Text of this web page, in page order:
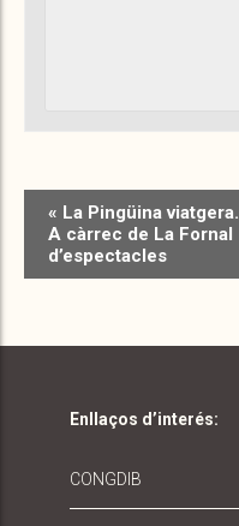
« La Pingüina viatgera.
A càrrec de La Fornal
d’espectacles
Enllaços d’interés:
CONGDIB